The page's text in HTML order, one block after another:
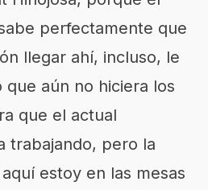
perfectamente que
llegar ahí, incluso, le
que aún no hiciera los
que el actual
trabajando, pero la
estoy en las mesas